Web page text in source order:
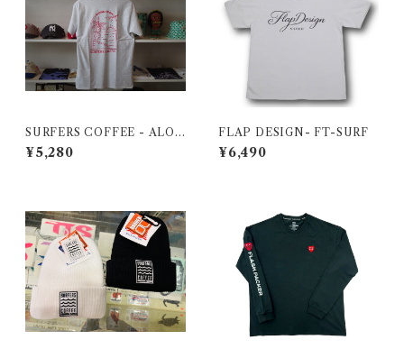
SURFERS COFFEE - ALOH
A FROM HAWAII TEE
¥5,280
FLAP DESIGN- FT-SURF
¥6,490